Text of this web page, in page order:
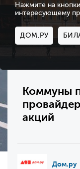
Нажмите на
интересующему
ДОМ.РУ
Коммуны
акций
Дом.ру